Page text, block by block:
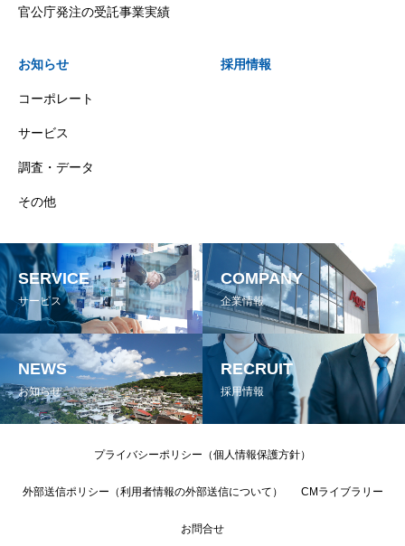
官公庁発注の受託事業実績
お知らせ
コーポレート
サービス
調査・データ
その他
採用情報
SERVICE
サービス
COMPANY
企業情報
NEWS
お知らせ
RECRUIT
採用情報
プライバシーポリシー（個人情報保護方針）
外部送信ポリシー（利用者情報の外部送信について） CMライブラリー
お問合せ